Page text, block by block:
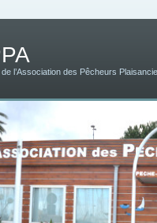
l’Association des Pêcheurs